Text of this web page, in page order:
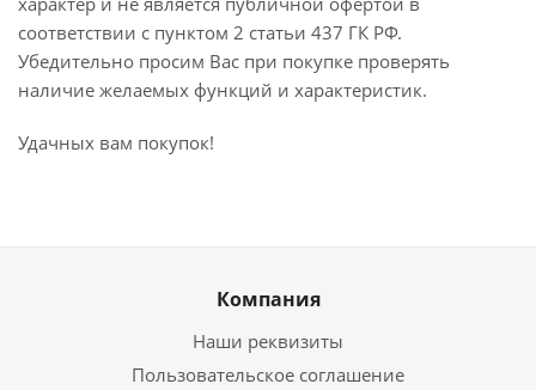
соответствии с пунктом 2 статьи 437 ГК РФ.
Убедительно просим Вас при покупке проверять
наличие желаемых функций и характеристик.
Удачных вам покупок!
Компания
Наши реквизиты
Пользовательское соглашение